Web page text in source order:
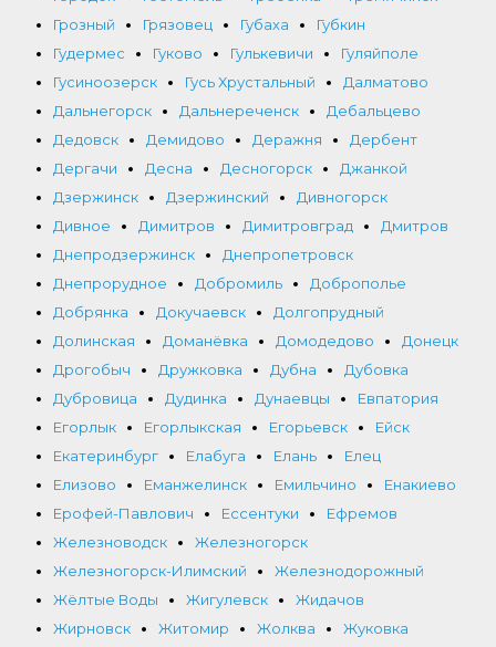
Грозный
Грязовец Губаха
Губкин
Гудермес
Гуково Гулькевичи
Гуляйполе
Гусиноозерск
Гусь Хрустальный
Далматово
Дальнегорск
Дальнереченск
Дебальцево
Дедовск
Демидово Деражня
Дербент
Дергачи
Десна Десногорск
Джанкой
Дзержинск
Дзержинский
Дивногорск
Дивное
Димитров Димитровград
Дмитров
Днепродзержинск
Днепропетровск
Днепрорудное
Добромиль
Доброполье
Добрянка
Докучаевск
Долгопрудный
Долинская
Доманёвка Домодедово
Донецк
Дрогобыч
Дружковка Дубна
Дубовка
Дубровица
Дудинка Дунаевцы
Евпатория
Егорлык
Егорлыкская Егорьевск
Ейск
Екатеринбург
Елабуга Елань
Елец
Елизово
Еманжелинск Емильчино
Енакиево
Ерофей-Павлович
Ессентуки
Ефремов
Железноводск
Железногорск
Железногорск-Илимский
Железнодорожный
Жёлтые Воды
Жигулевск
Жидачов
Жирновск
Житомир Жолква Жуковка